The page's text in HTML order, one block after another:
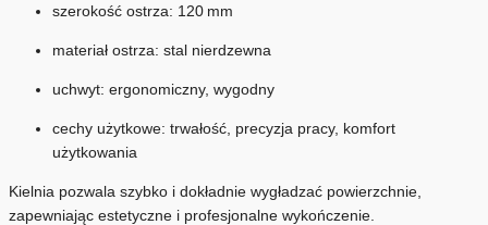
szerokość ostrza: 120 mm
materiał ostrza: stal nierdzewna
uchwyt: ergonomiczny, wygodny
cechy użytkowe: trwałość, precyzja pracy, komfort
użytkowania
Kielnia pozwala szybko i dokładnie wygładzać powierzchnie,
zapewniając estetyczne i profesjonalne wykończenie.